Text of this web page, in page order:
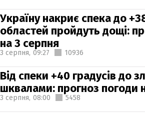
Україну накриє спека до
областей пройдуть дощі:
на 3 серпня
3 серпня, 09:27 10936
Від спеки +40 градусів до
шквалами: прогноз погоди
3 серпня, 08:00 5458